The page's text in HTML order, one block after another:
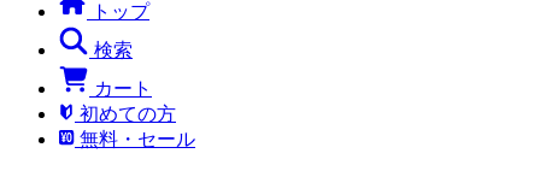
トップ
検索
カート
初めての方
無料・セール